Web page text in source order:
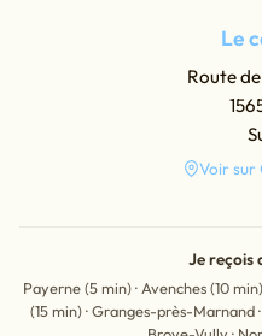
Le
Route
Voir sur
Je reçois
Payerne (5 min) · Avenches (10
(15 min) · Granges-près-Marnand